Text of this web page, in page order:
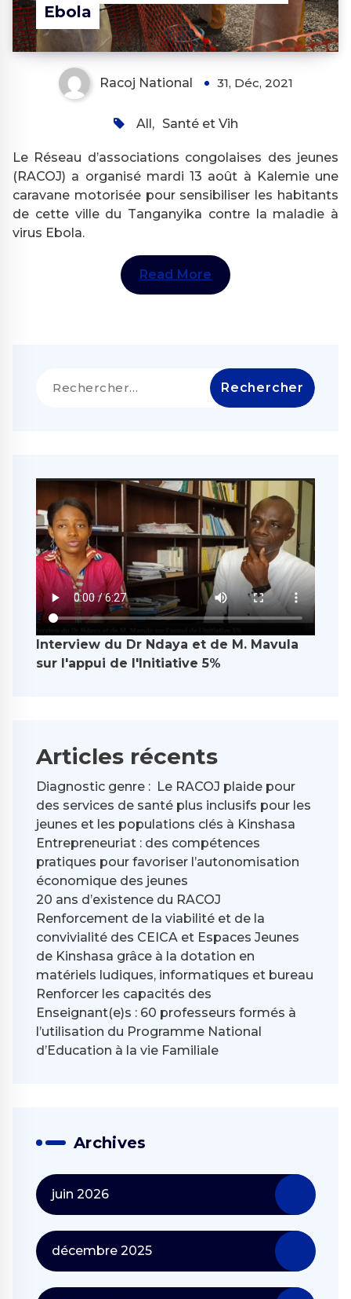
Ebola
Racoj National 31, Déc, 2021
All, Santé et Vih
Le Réseau d’associations congolaises des jeunes
(RACOJ) a organisé mardi 13 août à Kalemie une
caravane motorisée pour sensibiliser les habitants
de cette ville du Tanganyika contre la maladie à
virus Ebola.
Read More
Interview du Dr Ndaya et de M. Mavula
sur l'appui de l'Initiative 5%
Articles récents
Diagnostic genre : Le RACOJ plaide pour
des services de santé plus inclusifs pour les
jeunes et les populations clés à Kinshasa
Entrepreneuriat : des compétences
pratiques pour favoriser l’autonomisation
économique des jeunes
20 ans d’existence du RACOJ
Renforcement de la viabilité et de la
convivialité des CEICA et Espaces Jeunes
de Kinshasa grâce à la dotation en
matériels ludiques, informatiques et bureau
Renforcer les capacités des
Enseignant(e)s : 60 professeurs formés à
l’utilisation du Programme National
d’Education à la vie Familiale
Archives
juin 2026
décembre 2025